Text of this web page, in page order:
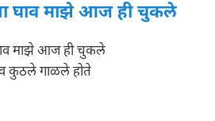
घाव माझे आज ही चुकले
माझे आज ही चुकले
कुठले गाळले होते